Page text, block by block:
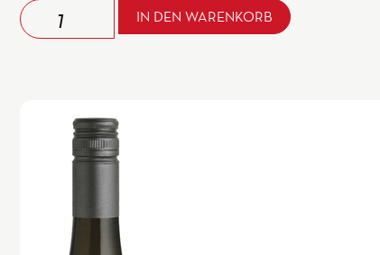
IN DEN WARENKORB